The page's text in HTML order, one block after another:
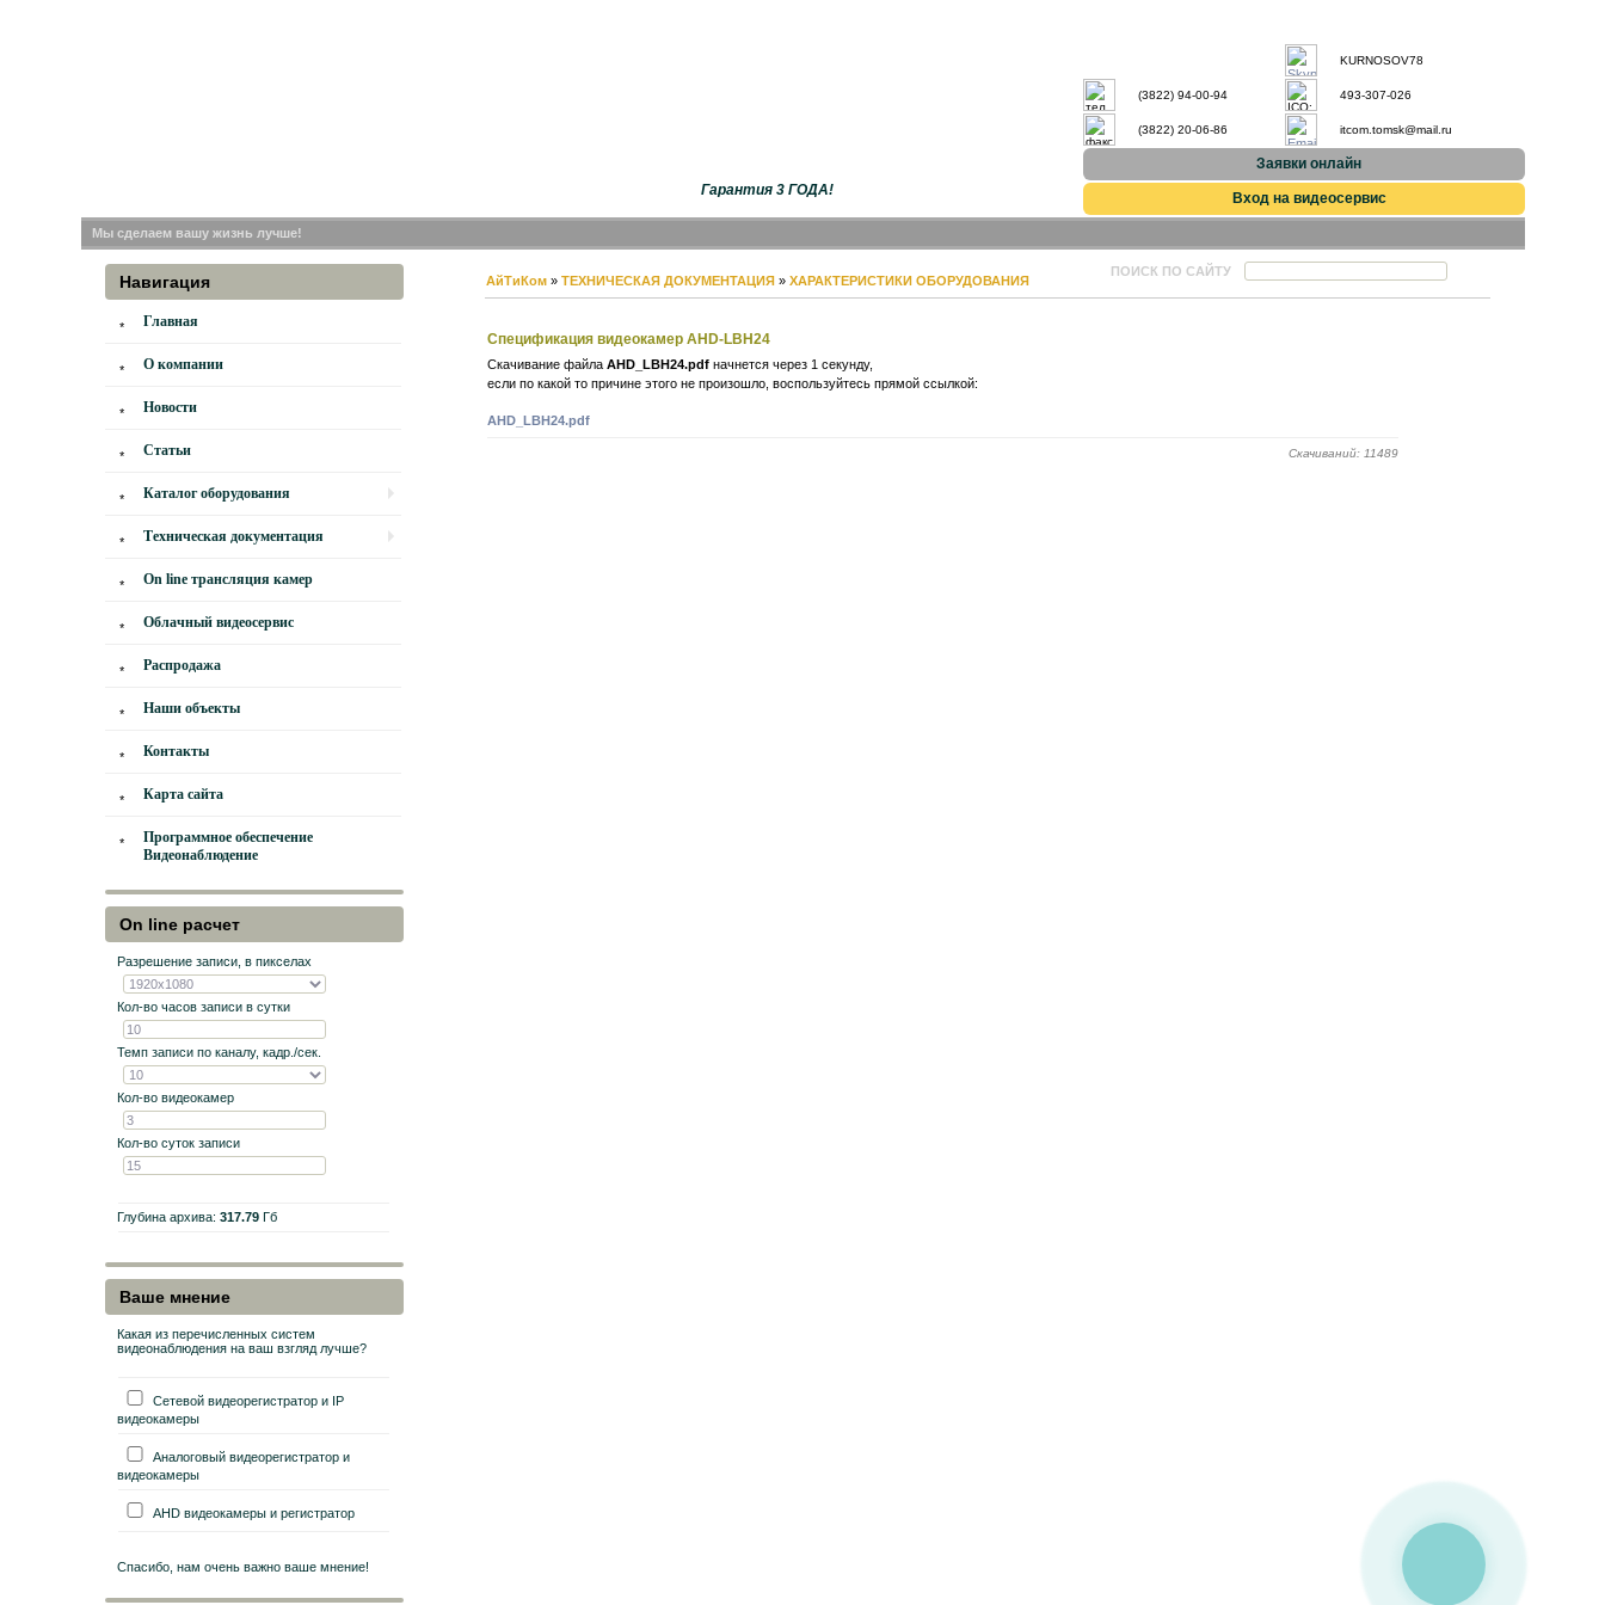
Гарантия 3 ГОДА!
KURNOSOV78
(3822) 94-00-94 493-307-026
(3822) 20-06-86 itcom.tomsk@mail.ru
Заявки онлайн
Вход на видеосервис
Мы сделаем вашу жизнь лучше!
Навигация
Главная
О компании
Новости
Статьи
Каталог оборудования
Техническая документация
On line трансляция камер
Облачный видеосервис
Распродажа
Наши объекты
Контакты
Карта сайта
Программное обеспечение
Видеонаблюдение
On line расчет
Разрешение записи, в пикселах
Кол-во часов записи в сутки
Темп записи по каналу, кадр./сек.
Кол-во видеокамер
Кол-во суток записи
Глубина архива: 317.79Гб
Ваше мнение
Какая из перечисленных систем
видеонаблюдения на ваш взгляд лучше?
Сетевой видеорегистратор и IP
видеокамеры
Аналоговый видеорегистратор и
видеокамеры
AHD видеокамеры и регистратор
Спасибо, нам очень важно ваше мнение!
АйТиКом» ТЕХНИЧЕСКАЯ ДОКУМЕНТАЦИЯ» ХАРАКТЕРИСТИКИ ОБОРУДОВАНИЯ
ПОИСК ПО САЙТУ
Спецификация видеокамер AHD-LBH24
Скачивание файла AHD_LBH24.pdfначнется через 1 секунду,
если по какой то причине этого не произошло, воспользуйтесь прямой ссылкой:
AHD_LBH24.pdf
Скачиваний: 11489